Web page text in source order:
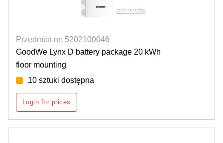
Przedmiot nr: 5202100046
GoodWe Lynx D battery package 20 kWh
floor mounting
10 sztuki dostępna
Login for prices